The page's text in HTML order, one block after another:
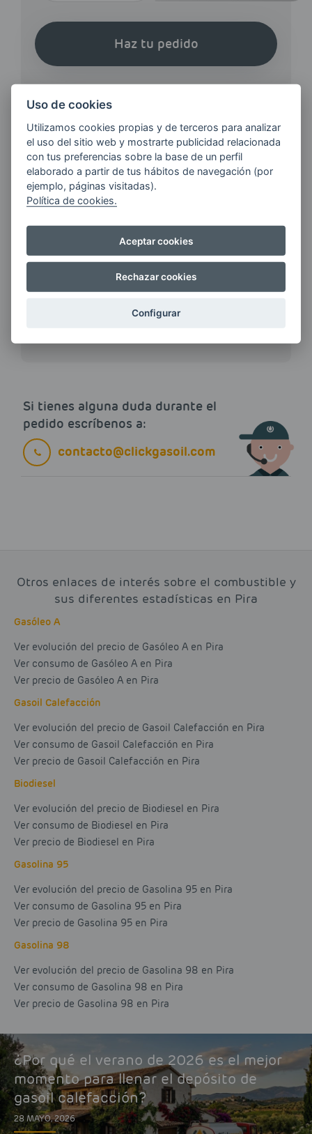
Haz tu pedido
¿QUIERES ESTAR AL DÍA DE
LAS
ÚLTIMAS NOVEDADES?
ENERGIAS por cualquier medio, incluido
Si tienes alguna duda durante el
pedido escríbenos a:
contacto@clickgasoil.com
Otros enlaces de interés sobre el combustible y
sus diferentes estadísticas en Pira
Gasóleo A
Ver evolución del precio de Gasóleo A en Pira
Ver consumo de Gasóleo A en Pira
Ver precio de Gasóleo A en Pira
Gasoil Calefacción
Ver evolución del precio de Gasoil Calefacción en Pira
Ver consumo de Gasoil Calefacción en Pira
Ver precio de Gasoil Calefacción en Pira
Biodiesel
Ver evolución del precio de Biodiesel en Pira
Ver consumo de Biodiesel en Pira
Ver precio de Biodiesel en Pira
Gasolina 95
Ver evolución del precio de Gasolina 95 en Pira
Ver consumo de Gasolina 95 en Pira
Ver precio de Gasolina 95 en Pira
Gasolina 98
Ver evolución del precio de Gasolina 98 en Pira
Ver consumo de Gasolina 98 en Pira
Ver precio de Gasolina 98 en Pira
¿Por qué el verano de 2026 es el mejor
momento para llenar el depósito de
gasoil calefacción?
28 MAYO, 2026
Uso de cookies
Utilizamos cookies propias y de terceros para analizar
el uso del sitio web y mostrarte publicidad relacionada
con tus preferencias sobre la base de un perfil
elaborado a partir de tus hábitos de navegación (por
ejemplo, páginas visitadas).
Política de cookies.
Aceptar cookies
Rechazar cookies
Configurar